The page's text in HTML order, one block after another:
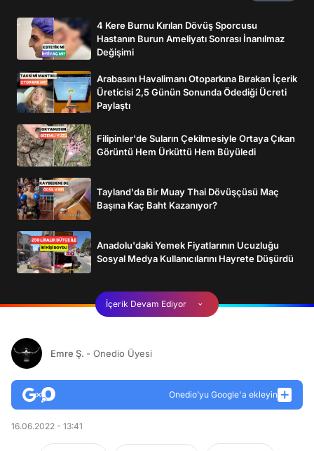
4 Kere Burnu Kırılan Dövüş Sporcusu
Hastanın Burun Ameliyatı Sonrası İnanılmaz
Değişimi
Arabasını Havalimanı Otoparkına Bırakan İçerik
Üreticisi 2,5 Günün Sonunda Ödediği Ücreti
Paylaştı
Filipinler'de Suların Çekilmesiyle Ortaya Çıkan
Görüntü Hem Ürküttü Hem Büyüledi
Tayland'da Bir Muay Thai Dövüşçüsü Maç
Başına Kaç Baht Kazanıyor?
Anadolu'daki Yemek Fiyatlarının Ucuzluğu
Sosyal Medya Kullanıcılarını Hayrete Düşürdü
İçerik Devam Ediyor
Emre Ş. - Onedio Üyesi
Onedio’yu Google'a ekleyin
16.06.2022 - 13:41